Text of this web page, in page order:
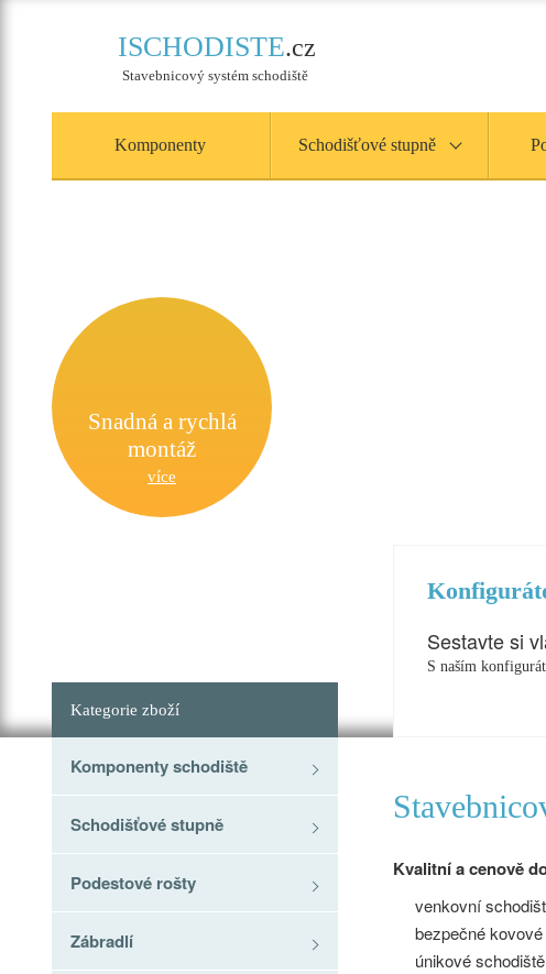
ISCHODISTE.cz
Stavebnicový systém schodiště
Komponenty Schodišťové stupně
Snadná a rychlá
montáž
více
Sestavte si
S naším
Kvalitní a cenově
venkovní
bezpečné
únikové schodiště
Kategorie zboží
Komponenty schodiště
Schodišťové stupně
Podestové rošty
Zábradlí